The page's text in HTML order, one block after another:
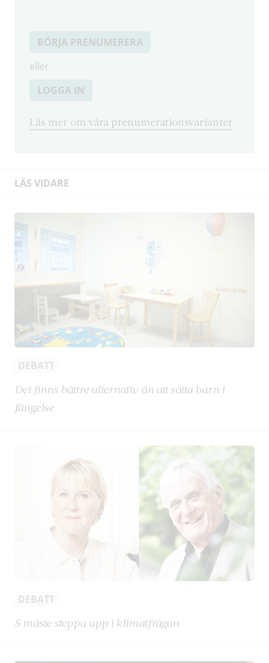
BÖRJA PRENUMERERA
eller
LOGGA IN
Läs mer om våra prenumerationsvarianter
LÄS VIDARE
DEBATT
Det finns bättre alternativ än att sätta barn i
fängelse
DEBATT
S måste steppa upp i klimatfrågan